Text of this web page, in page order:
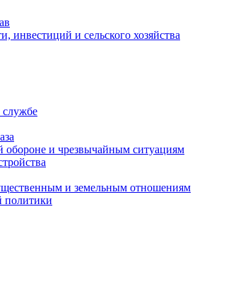
инвестиций и сельского хозяйства
службе
обороне и чрезвычайным ситуациям
и земельным отношениям
политики